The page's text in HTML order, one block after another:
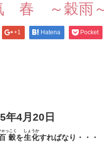
春 ～穀雨
+1 Hatena Pocket
年4月20日
穀
ゃっこく
を生化
しょうか
すればなり ・・・